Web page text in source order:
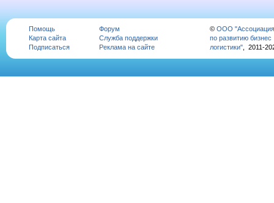
Помощь
Карта сайта
Подписаться
Форум
Служба поддержки
Реклама на сайте
© ООО "Ассоциация
по развитию бизнес
логистики", 2011-